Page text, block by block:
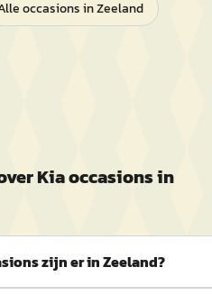
occasions inZeeland
Kiaoccasions in
zijn er in Zeeland?